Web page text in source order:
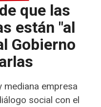
que las
están "al
Gobierno
mediana empresa
social con el